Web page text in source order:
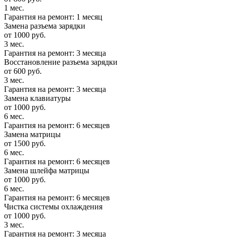
1 мес.
Гарантия на ремонт: 1 месяц
Замена разъема зарядки
от 1000 руб.
3 мес.
Гарантия на ремонт: 3 месяца
Восстановление разъема зарядки
от 600 руб.
3 мес.
Гарантия на ремонт: 3 месяца
Замена клавиатуры
от 1000 руб.
6 мес.
Гарантия на ремонт: 6 месяцев
Замена матрицы
от 1500 руб.
6 мес.
Гарантия на ремонт: 6 месяцев
Замена шлейфа матрицы
от 1000 руб.
6 мес.
Гарантия на ремонт: 6 месяцев
Чистка системы охлаждения
от 1000 руб.
3 мес.
Гарантия на ремонт: 3 месяца